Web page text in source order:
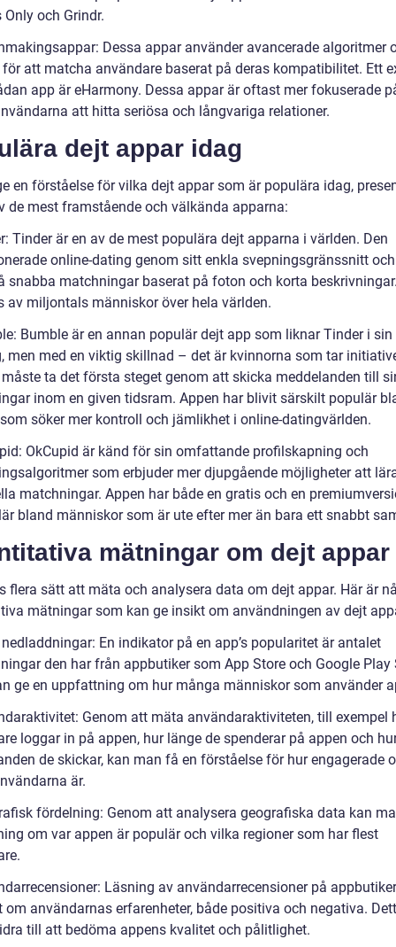
Only och Grindr.
Dessa appar använder avancerade algoritmer
att matcha användare baserat på deras kompatibilitet. Ett
app är eHarmony. Dessa appar är oftast mer fokuserade
att hitta seriösa och långvariga relationer.
dejt appar idag
en förståelse för vilka dejt appar som är populära idag,
de mest framstående och välkända apparna:
Tinder är en av de mest populära dejt apparna i världen. Den
online-dating genom sitt enkla svepningsgränssnitt
snabba matchningar baserat på foton och korta
av miljontals människor över hela världen.
Bumble är en annan populär dejt app som liknar Tinder i sin
men med en viktig skillnad – det är kvinnorna som tar
ta det första steget genom att skicka meddelanden till
inom en given tidsram. Appen har blivit särskilt populär
söker mer kontroll och jämlikhet i online-datingvärlden.
OkCupid är känd för sin omfattande profilskapning och
som erbjuder mer djupgående möjligheter att
matchningar. Appen har både en gratis och en
bland människor som är ute efter mer än bara ett snabbt
mätningar om dejt appar
flera sätt att mäta och analysera data om dejt appar. Här är
mätningar som kan ge insikt om användningen av dejt
En indikator på en app’s popularitet är antalet
den har från appbutiker som App Store och Google Play
ge en uppfattning om hur många människor som använder
Genom att mäta användaraktiviteten, till exempel
loggar in på appen, hur länge de spenderar på appen och
de skickar, kan man få en förståelse för hur engagerade
är.
fördelning: Genom att analysera geografiska data kan
om var appen är populär och vilka regioner som har flest
Läsning av användarrecensioner på
om användarnas erfarenheter, både positiva och negativa.
till att bedöma appens kvalitet och pålitlighet.